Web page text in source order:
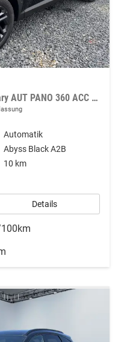
Impression HEV 20th Anniversary AUT PANO 360 ACC KRELL NAVI PDC RFK SHZ HUD
Automatik
Abyss Black A2B
10 km
Details